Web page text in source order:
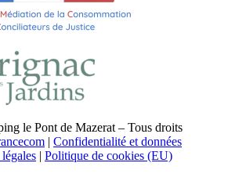
le Pont de Mazerat – Tous droits
| Confidentialité et données
| Politique de cookies (EU)